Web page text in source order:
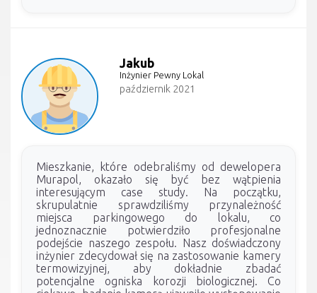
Jakub
Inżynier Pewny Lokal
październik 2021
Mieszkanie, które odebraliśmy od dewelopera
Murapol, okazało się być bez wątpienia
interesującym case study. Na początku,
skrupulatnie sprawdziliśmy przynależność
miejsca parkingowego do lokalu, co
jednoznacznie potwierdziło profesjonalne
podejście naszego zespołu. Nasz doświadczony
inżynier zdecydował się na zastosowanie kamery
termowizyjnej, aby dokładnie zbadać
potencjalne ogniska korozji biologicznej. Co